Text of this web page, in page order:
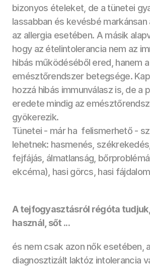
bizonyos ételeket, de a tünetei
lassabban és kevésbé markánsan
az allergia esetében. A másik
hogy az ételintolerancia nem az
hibás működéséből ered, hanem
emésztőrendszer betegsége.
hozzá hibás immunválasz is, de a
eredete mindig az
gyökerezik.
Tünetei - már ha  felismerhető -
lehetnek: hasmenés,
fejfájás, álmatlanság,
ekcéma), hasi görcs, hasi
A tejfogyasztásról régóta
használ, sőt ...
és nem csak azon nők esetében,
diagnosztizált laktóz intolerancia